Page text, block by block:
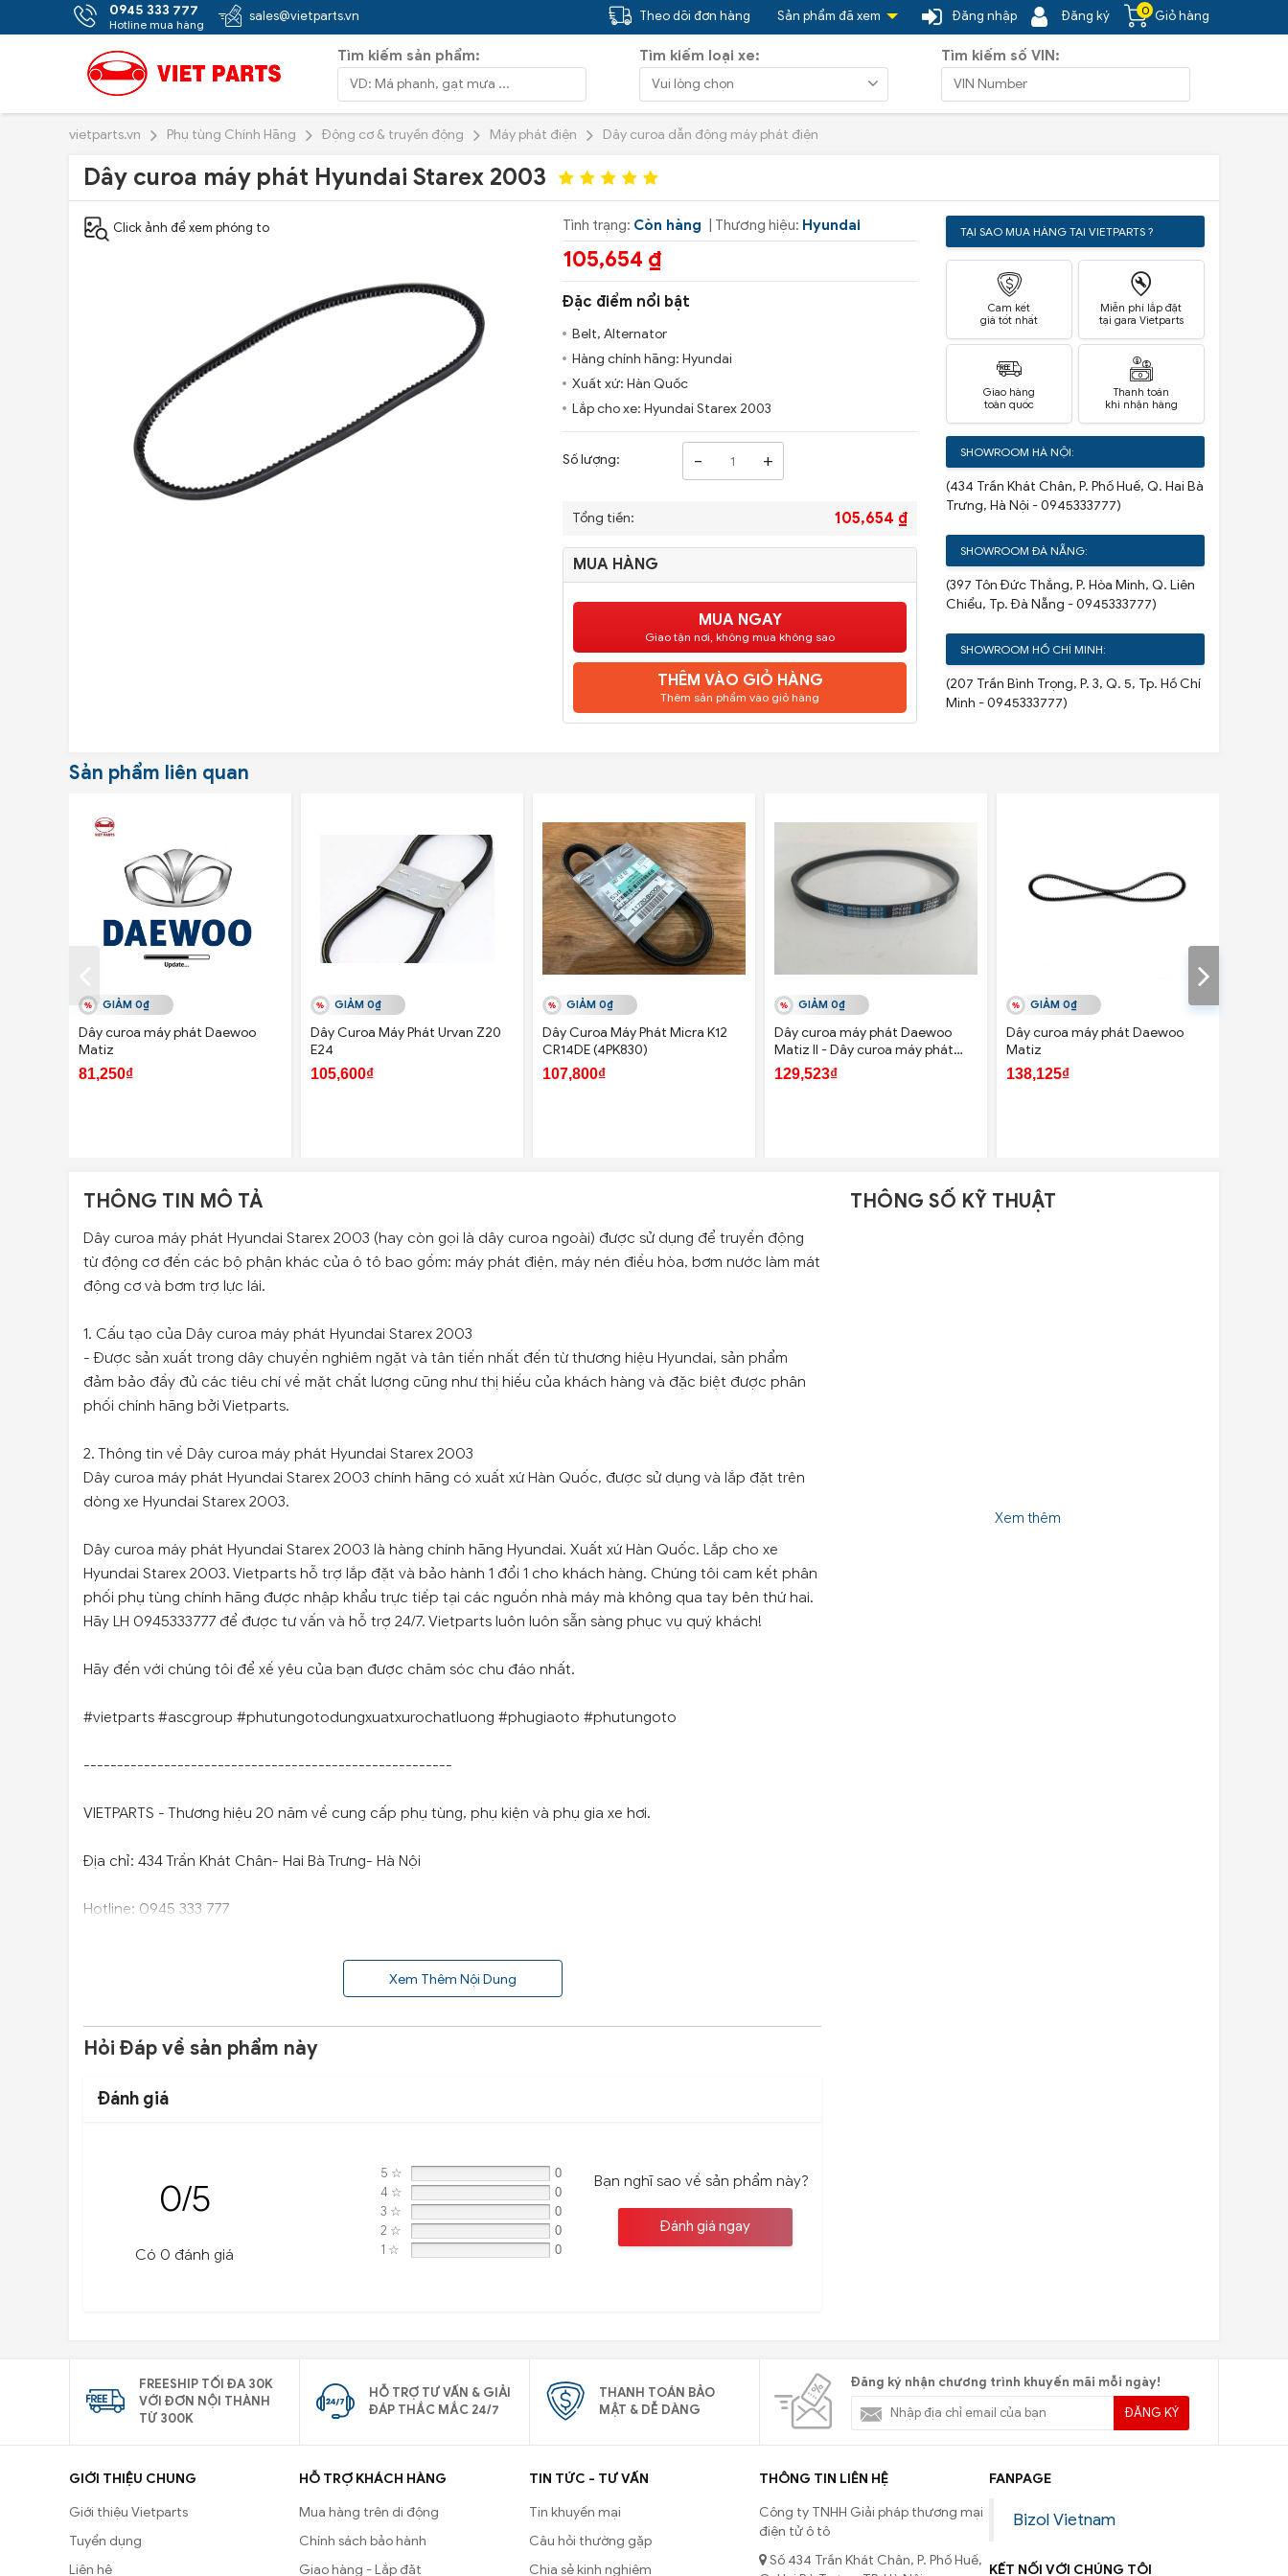
0945 333 777
Hotline mua hàng
sales@vietparts.vn 0 Giỏ hàng
Đăng ký
Đăng nhập
Sản phẩm đã xem
Theo dõi đơn hàng
Tìm kiếm sản phẩm: Tìm kiếm loại xe: Tìm kiếm số VIN:
vietparts.vn Phụ tùng Chính Hãng Động cơ & truyền động Máy phát điện Dây curoa dẫn động máy phát điện
Dây curoa máy phát Hyundai Starex 2003
Click ảnh để xem phóng to Tình trạng: Còn hàng | Thương hiệu: Hyundai
105,654 ₫
Đặc điểm nổi bật
Belt, Alternator
Hàng chính hãng: Hyundai
Xuất xứ: Hàn Quốc
Lắp cho xe: Hyundai Starex 2003
Số lượng: - +
Tổng tiền: 105,654 ₫
MUA HÀNG
MUA NGAY
Giao tận nơi, không mua không sao
THÊM VÀO GIỎ HÀNG
Thêm sản phẩm vào giỏ hàng
TẠI SAO MUA HÀNG TẠI VIETPARTS ?
Cam kết
giá tốt nhất
Miễn phí lắp đặt
tại gara Vietparts
Giao hàng
toàn quốc
Thanh toán
khi nhận hàng
SHOWROOM HÀ NỘI:
(434 Trần Khát Chân, P. Phố Huế, Q. Hai Bà
Trưng, Hà Nội - 0945333777)
SHOWROOM ĐÀ NẴNG:
(397 Tôn Đức Thắng, P. Hòa Minh, Q. Liên
Chiểu, Tp. Đà Nẵng - 0945333777)
SHOWROOM HỒ CHÍ MINH:
(207 Trần Bình Trọng, P. 3, Q. 5, Tp. Hồ Chí
Minh - 0945333777)
Sản phẩm liên quan
GIẢM 0₫
Dây curoa máy phát Daewoo
Matiz
81,250₫
GIẢM 0₫
Dây Curoa Máy Phát Urvan Z20
E24
105,600₫
GIẢM 0₫
Dây Curoa Máy Phát Micra K12
CR14DE (4PK830)
107,800₫
GIẢM 0₫
Dây curoa máy phát Daewoo
Matiz II - Dây curoa máy phát
Daewoo Matiz III
129,523₫
GIẢM 0₫
Dây curoa máy phát Daewoo
Matiz
138,125₫
THÔNG TIN MÔ TẢ
Dây curoa máy phát Hyundai Starex 2003 (hay còn gọi là dây curoa ngoài) được sử dụng để truyền động
từ động cơ đến các bộ phận khác của ô tô bao gồm: máy phát điện, máy nén điều hòa, bơm nước làm mát
động cơ và bơm trợ lực lái.
1. Cấu tạo của Dây curoa máy phát Hyundai Starex 2003
- Được sản xuất trong dây chuyền nghiêm ngặt và tân tiến nhất đến từ thương hiệu Hyundai, sản phẩm
đảm bảo đầy đủ các tiêu chí về mặt chất lượng cũng như thị hiếu của khách hàng và đặc biệt được phân
phối chính hãng bởi Vietparts.
2. Thông tin về Dây curoa máy phát Hyundai Starex 2003
Dây curoa máy phát Hyundai Starex 2003 chính hãng có xuất xứ Hàn Quốc, được sử dụng và lắp đặt trên
dòng xe Hyundai Starex 2003.
Dây curoa máy phát Hyundai Starex 2003 là hàng chính hãng Hyundai. Xuất xứ Hàn Quốc. Lắp cho xe
Hyundai Starex 2003. Vietparts hỗ trợ lắp đặt và bảo hành 1 đổi 1 cho khách hàng. Chúng tôi cam kết phân
phối phụ tùng chính hãng được nhập khẩu trực tiếp tại các nguồn nhà máy mà không qua tay bên thứ hai.
Hãy LH 0945333777 để được tư vấn và hỗ trợ 24/7. Vietparts luôn luôn sẵn sàng phục vụ quý khách!
Hãy đến với chúng tôi để xế yêu của bạn được chăm sóc chu đáo nhất.
#vietparts #ascgroup #phutungotodungxuatxurochatluong #phugiaoto #phutungoto
-------------------------------------------------------
VIETPARTS - Thương hiệu 20 năm về cung cấp phụ tùng, phụ kiện và phụ gia xe hơi.
Địa chỉ: 434 Trần Khát Chân- Hai Bà Trưng- Hà Nội
Hotline: 0945 333 777
Xem Thêm Nội Dung
Hỏi Đáp về sản phẩm này
Đánh giá
0/5
Có 0 đánh giá
5 ☆ 0
4 ☆ 0
3 ☆ 0
2 ☆ 0
1 ☆ 0
Bạn nghĩ sao về sản phẩm này?
Đánh giá ngay
THÔNG SỐ KỸ THUẬT
Xem thêm
FREESHIP TỐI ĐA 30K
VỚI ĐƠN NỘI THÀNH
TỪ 300K
HỖ TRỢ TƯ VẤN & GIẢI
ĐÁP THẮC MẮC 24/7
THANH TOÁN BẢO
MẬT & DỄ DÀNG
Đăng ký nhận chương trình khuyến mãi mỗi ngày!
ĐĂNG KÝ
GIỚI THIỆU CHUNG
Giới thiệu Vietparts
Tuyển dụng
Liên hệ
HỖ TRỢ KHÁCH HÀNG
Mua hàng trên di động
Chính sách bảo hành
Giao hàng - Lắp đặt
TIN TỨC - TƯ VẤN
Tin khuyến mại
Câu hỏi thường gặp
Chia sẻ kinh nghiệm
THÔNG TIN LIÊN HỆ
Công ty TNHH Giải pháp thương mại
điện tử ô tô
Số 434 Trần Khát Chân, P. Phố Huế,
FANPAGE
Bizol Vietnam
KẾT NỐI VỚI CHÚNG TÔI